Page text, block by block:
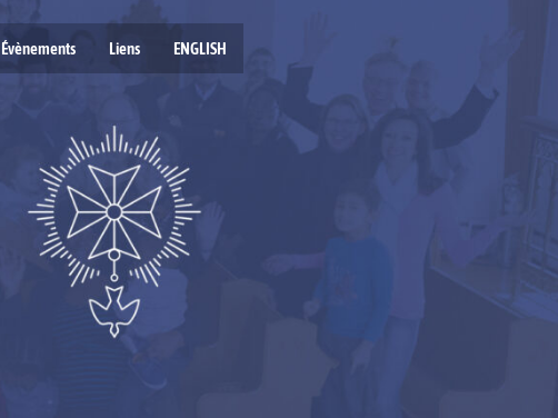
Évènements Liens ENGLISH